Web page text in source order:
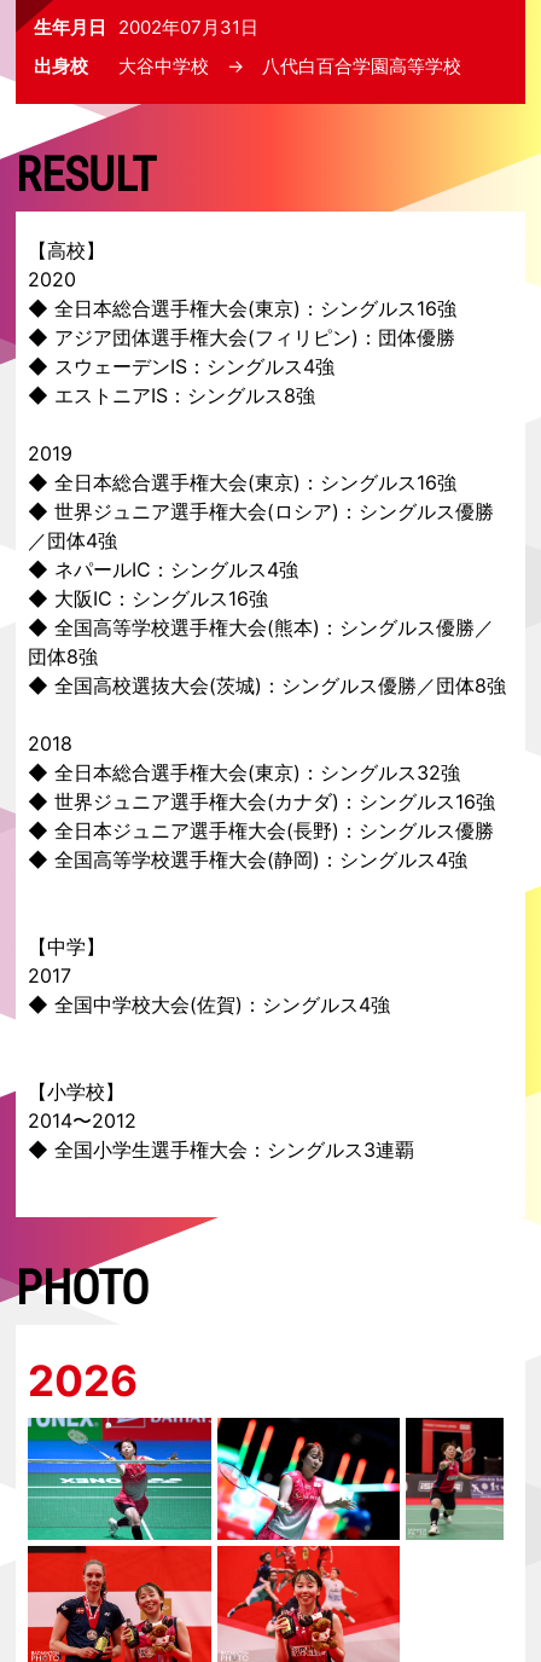
生年月日
2002年07月31日
出身校
大谷中学校 → 八代白百合学園高等学校
RESULT
【高校】
2020
◆ 全日本総合選手権大会(東京)：シングルス16強
◆ アジア団体選手権大会(フィリピン)：団体優勝
◆ スウェーデンIS：シングルス4強
◆ エストニアIS：シングルス8強
2019
◆ 全日本総合選手権大会(東京)：シングルス16強
◆ 世界ジュニア選手権大会(ロシア)：シングルス優勝
／団体4強
◆ ネパールIC：シングルス4強
◆ 大阪IC：シングルス16強
◆ 全国高等学校選手権大会(熊本)：シングルス優勝／
団体8強
◆ 全国高校選抜大会(茨城)：シングルス優勝／団体8強
2018
◆ 全日本総合選手権大会(東京)：シングルス32強
◆ 世界ジュニア選手権大会(カナダ)：シングルス16強
◆ 全日本ジュニア選手権大会(長野)：シングルス優勝
◆ 全国高等学校選手権大会(静岡)：シングルス4強
【中学】
2017
◆ 全国中学校大会(佐賀)：シングルス4強
【小学校】
2014〜2012
◆ 全国小学生選手権大会：シングルス3連覇
PHOTO
2026